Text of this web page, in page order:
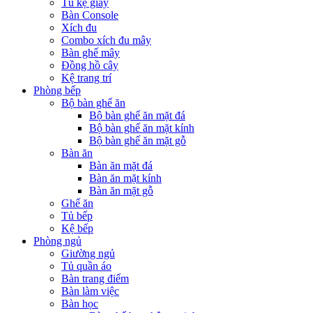
Tủ kệ giầy
Bàn Console
Xích đu
Combo xích đu mây
Bàn ghế mây
Đồng hồ cây
Kệ trang trí
Phòng bếp
Bộ bàn ghế ăn
Bộ bàn ghế ăn mặt đá
Bộ bàn ghế ăn mặt kính
Bộ bàn ghế ăn mặt gỗ
Bàn ăn
Bàn ăn mặt đá
Bàn ăn mặt kính
Bàn ăn mặt gỗ
Ghế ăn
Tủ bếp
Kệ bếp
Phòng ngủ
Giường ngủ
Tủ quần áo
Bàn trang điểm
Bàn làm việc
Bàn học